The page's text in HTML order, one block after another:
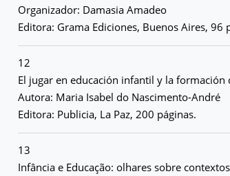
Organizador: Damasia Amadeo
Editora: Grama Ediciones, Buenos Aires, 96
12
El jugar en educación infantil y la
Autora: Maria Isabel do Nascimento-André
Editora: Publicia, La Paz, 200 páginas.
13
Infância e Educação: olhares sobre